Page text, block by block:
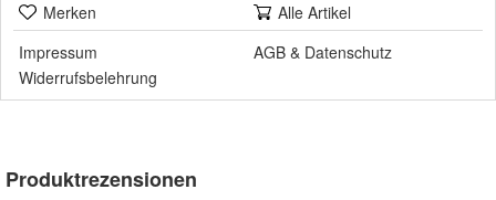
Merken
Alle Artikel
Impressum
AGB & Datenschutz
Widerrufsbelehrung
Produktrezensionen